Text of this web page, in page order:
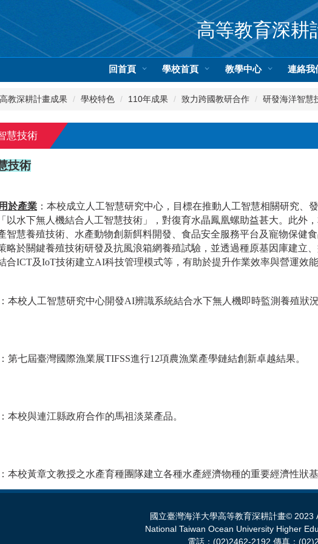
高等教育深耕
回首頁 學校首頁 教學中心 連絡我
教深耕計畫成果 學校特色 110年成果 致力跨國教研合作 研發海洋智慧
慧技術
技術
於產業 ：本校成立人工智慧研究中心，目標在推動人工智慧相關研究
以水下無人機結合人工智慧技術」，對復育水晶鳳凰螺助益甚大。此外
智慧養殖技術、水產動物創新餌料開發、食品安全服務平台及寵物保健
略於關鍵養殖技術研發及抗風浪箱網養殖試驗，並透過種原基因庫建立
合ICT及IoT技術建立AI科技管理模式等，有助於提升作業效率與營運效能
本校人工智慧研究中心開發AI辨識系統結合水下無人機即時監測養殖狀況
第七屆臺灣國際漁業展TIFSS進行12項農漁業產學鏈結創新卓越結果。
本校與連江縣政府合作的馬祖淡菜產品。
本校黃章文教授之水產育種團隊建立各種水產經濟物種的重要經濟性狀基
國立臺灣海洋大學高等教育深耕計畫© 2023
National Taiwan Ocean University Higher
電話：(02)2462-2192 傳真：